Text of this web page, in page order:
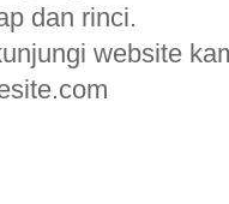
dan rinci.
website